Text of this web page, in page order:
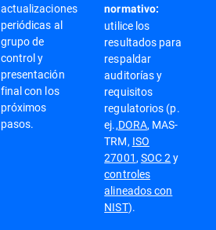
actualizaciones
periódicas al
grupo de
control y
presentación
final con los
próximos
pasos.
normativo:
utilice los
resultados para
respaldar
auditorías y
requisitos
regulatorios (p.
ej.,DORA, MAS-
TRM, ISO
27001,SOC 2y
controles
alineados con
NIST).